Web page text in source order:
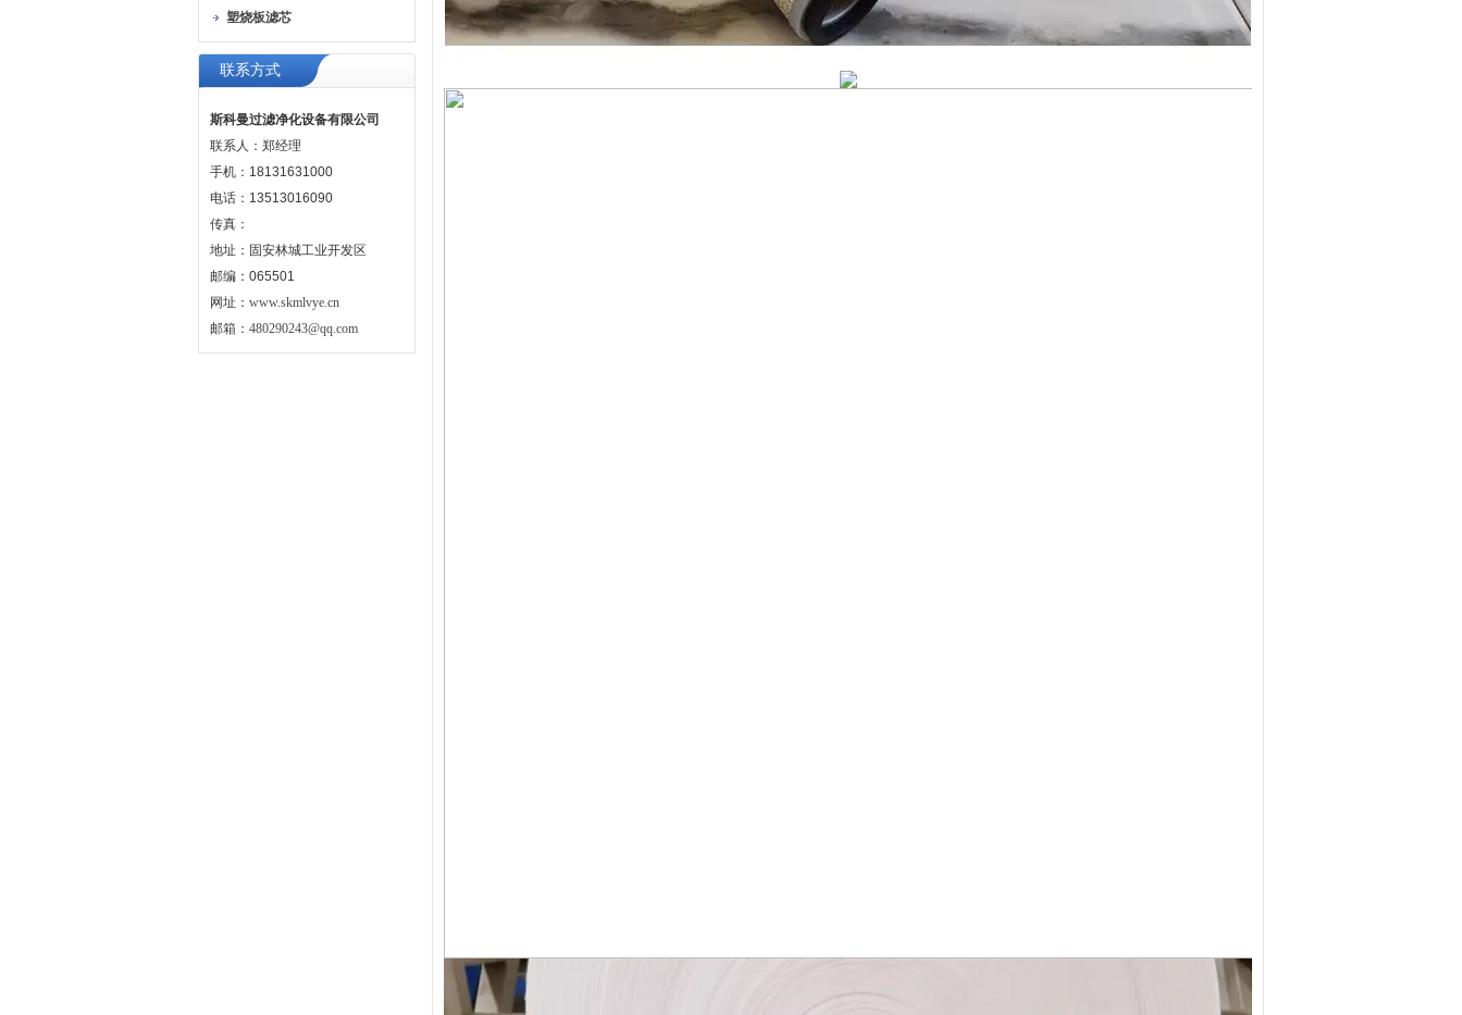
塑烧板滤芯
联系方式
斯科曼过滤净化设备有限公司
联系人：郑经理
手机：18131631000
电话：13513016090
传真：
地址：固安林城工业开发区
邮编：065501
网址： www.skmlvye.cn
邮箱： 480290243@qq.com